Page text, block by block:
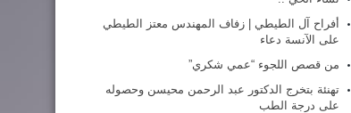
أفراح آل الطيطي | زفاف المهندس معتز الطيطي
على الآنسة دعاء
من قصص اللجوء “عمي شكري”
تهنئة بتخرج الدكتور عبد الرحمن محيسن وحصوله
على درجة الطب